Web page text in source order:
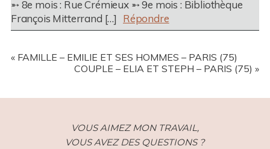
➵ 8e mois : Rue Crémieux ➵ 9e mois : Bibliothèque
François Mitterrand […]
Répondre
« FAMILLE – EMILIE ET SES HOMMES – PARIS (75)
COUPLE – ELIA ET STEPH – PARIS (75) »
VOUS AIMEZ MON TRAVAIL,
VOUS AVEZ DES QUESTIONS ?